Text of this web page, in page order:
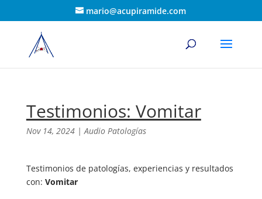
mario@acupiramide.com
Testimonios: Vomitar
Nov 14, 2024|Audio Patologías
Testimonios de patologías, experiencias y resultados
con: Vomitar